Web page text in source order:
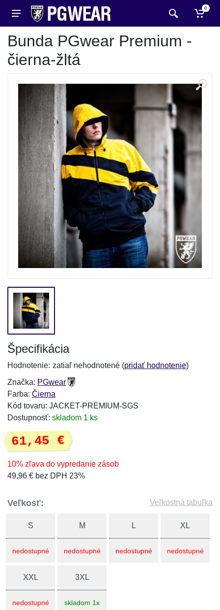
0
Bunda PGwear Premium -
čierna-žltá
Špecifikácia
Hodnotenie: zatiaľ nehodnotené (pridať hodnotenie)
Značka: PGwear
Farba: Čierna
Kód tovaru: JACKET-PREMIUM-SGS
Dostupnosť: skladom 1 ks
61,45 €
10% zľava do vypredanie zásob
49,96 € bez DPH 23%
Veľkosť: Veľkostná tabuľka
S
nedostupné
M
nedostupné
L
nedostupné
XL
nedostupné
XXL
nedostupné
3XL
skladom 1x